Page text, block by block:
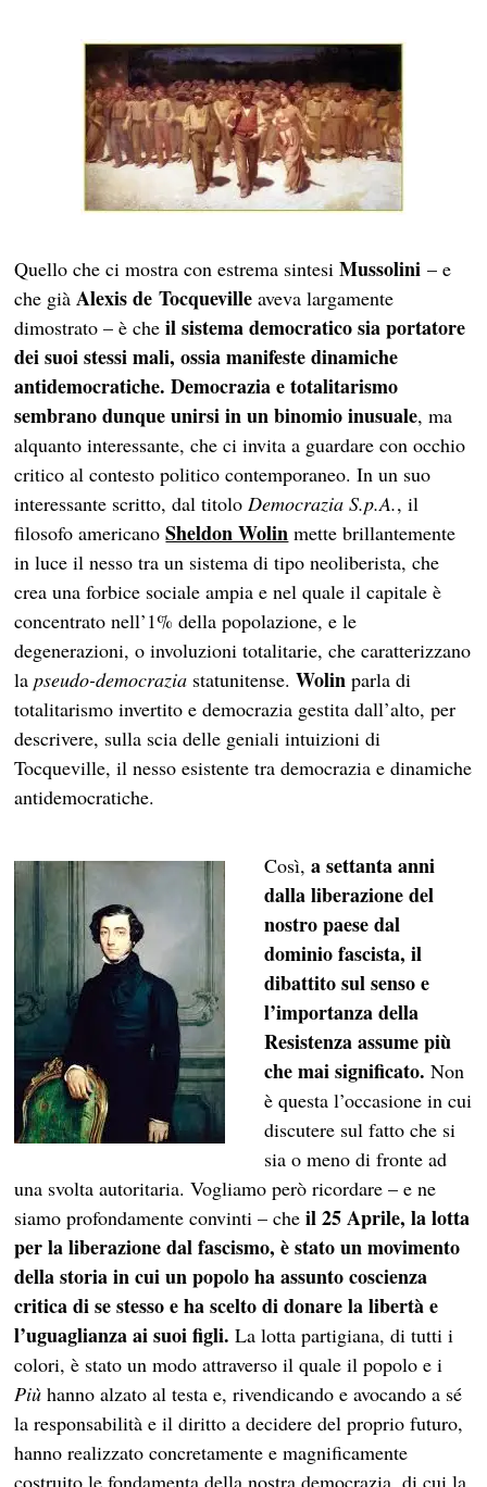
Quello che ci mostra con estrema sintesiMussolini– e
che giàAlexis de Tocqueville aveva largamente
dimostrato – è cheil sistema democratico sia portatore
dei suoi stessi mali, ossia manifeste dinamiche
antidemocratiche. Democrazia e totalitarismo
sembrano dunque unirsi in un binomio inusuale, ma
alquanto interessante, che ci invita a guardare con occhio
critico al contesto politico contemporaneo. In un suo
interessante scritto, dal titoloDemocrazia S.p.A., il
filosofo americanoSheldon Wolin mette brillantemente
in luce il nesso tra un sistema di tipo neoliberista, che
crea una forbice sociale ampia e nel quale il capitale è
concentrato nell’1% della popolazione, e le
degenerazioni, o involuzioni totalitarie, che caratterizzano
lapseudo-democrazia statunitense.Wolinparla di
totalitarismo invertito e democrazia gestita dall’alto, per
descrivere, sulla scia delle geniali intuizioni di
Tocqueville, il nesso esistente tra democrazia e dinamiche
antidemocratiche.
Così,a settanta anni
dalla liberazione del
nostro paese dal
dominio fascista, il
dibattito sul senso e
l’importanza della
Resistenza assume più
che mai significato. Non
è questa l’occasione in cui
discutere sul fatto che si
sia o meno di fronte ad
una svolta autoritaria. Vogliamo però ricordare – e ne
siamo profondamente convinti – cheil 25 Aprile, la lotta
per la liberazione dal fascismo, è stato un movimento
della storia in cui un popolo ha assunto coscienza
critica di se stesso e ha scelto di donare la libertà e
l’uguaglianza ai suoi figli. La lotta partigiana, di tutti i
colori, è stato un modo attraverso il quale il popolo e i
Più hanno alzato al testa e, rivendicando e avocando a sé
la responsabilità e il diritto a decidere del proprio futuro,
hanno realizzato concretamente e magnificamente
costruito le fondamenta della nostra democrazia, di cui la